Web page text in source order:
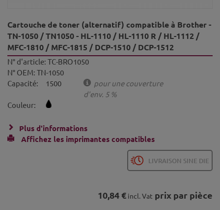
Cartouche de toner (alternatif) compatible à Brother -
TN-1050 / TN1050 - HL-1110 / HL-1110 R / HL-1112 /
MFC-1810 / MFC-1815 / DCP-1510 / DCP-1512
N° d'article: TC-BRO1050
N° OEM: TN-1050
Capacité:
1500
pour une couverture
d'env. 5 %
Couleur:
Plus d'informations
Affichez les imprimantes compatibles
LIVRAISON SINE DIE
10,84 € incl. Vat prix par pièce